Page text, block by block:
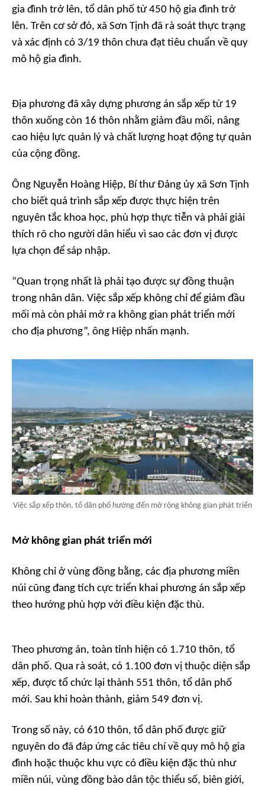
gia đình trở lên, tổ dân phố từ 450 hộ gia đình trở
lên. Trên cơ sở đó, xã Sơn Tịnh đã rà soát thực trạng
và xác định có 3/19 thôn chưa đạt tiêu chuẩn về quy
mô hộ gia đình.
Địa phương đã xây dựng phương án sắp xếp từ 19
thôn xuống còn 16 thôn nhằm giảm đầu mối, nâng
cao hiệu lực quản lý và chất lượng hoạt động tự quản
của cộng đồng.
Ông Nguyễn Hoàng Hiệp, Bí thư Đảng ủy xã Sơn Tịnh
cho biết quá trình sắp xếp được thực hiện trên
nguyên tắc khoa học, phù hợp thực tiễn và phải giải
thích rõ cho người dân hiểu vì sao các đơn vị được
lựa chọn để sáp nhập.
“Quan trọng nhất là phải tạo được sự đồng thuận
trong nhân dân. Việc sắp xếp không chỉ để giảm đầu
mối mà còn phải mở ra không gian phát triển mới
cho địa phương”, ông Hiệp nhấn mạnh.
Việc sắp xếp thôn, tổ dân phố hướng đến mở rộng không gian phát triển
Mở không gian phát triển mới
Không chỉ ở vùng đồng bằng, các địa phương miền
núi cũng đang tích cực triển khai phương án sắp xếp
theo hướng phù hợp với điều kiện đặc thù.
Theo phương án, toàn tỉnh hiện có 1.710 thôn, tổ
dân phố. Qua rà soát, có 1.100 đơn vị thuộc diện sắp
xếp, được tổ chức lại thành 551 thôn, tổ dân phố
mới. Sau khi hoàn thành, giảm 549 đơn vị.
Trong số này, có 610 thôn, tổ dân phố được giữ
nguyên do đã đáp ứng các tiêu chí về quy mô hộ gia
đình hoặc thuộc khu vực có điều kiện đặc thù như
miền núi, vùng đồng bào dân tộc thiểu số, biên giới,